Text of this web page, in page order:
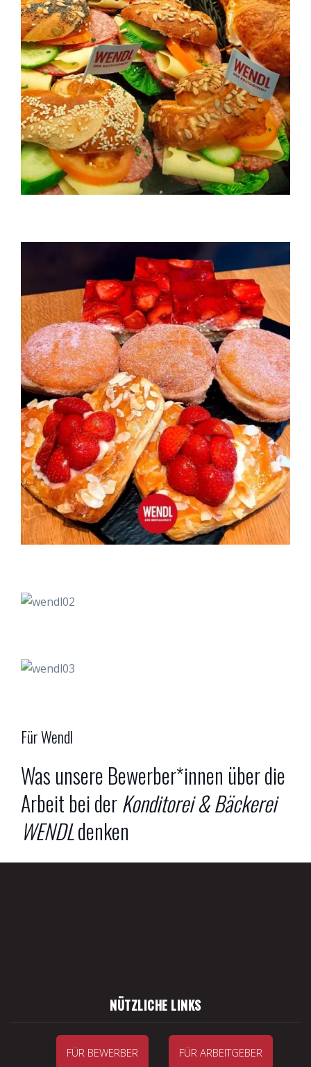
Für Wendl
Was unsere Bewerber*innen über die
Arbeit bei derKonditorei & Bäckerei
WENDLdenken
NÜTZLICHE LINKS
FÜR BEWERBER FÜR ARBEITGEBER